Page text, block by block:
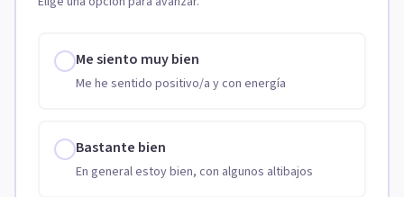
Me siento muy bien
Me he sentido positivo/a y con energía
Bastante bien
En general estoy bien, con algunos altibajos